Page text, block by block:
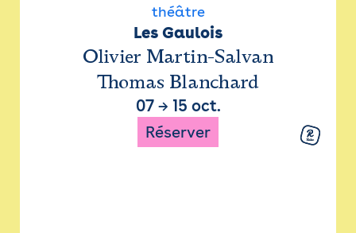
théâtre
Les Gaulois
Olivier Martin-Salvan
Thomas Blanchard
07→ 15 oct.
Réserver